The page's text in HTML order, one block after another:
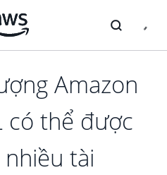
Amazon
có thể được
tài